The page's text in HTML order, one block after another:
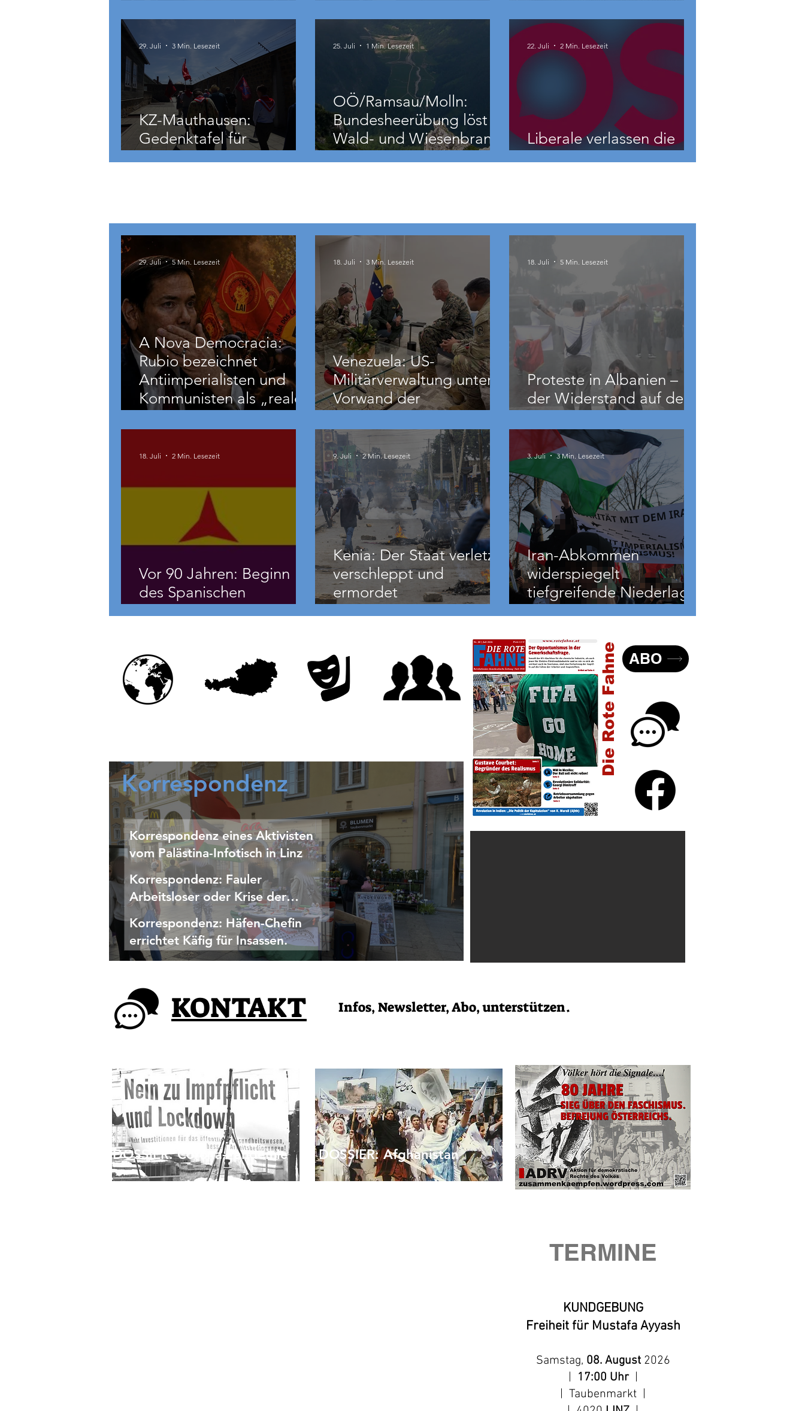
KZ-Mauthausen:
Gedenktafel für
29. Juli 3 Min. Lesezeit
OÖ/Ramsau/Molln:
Bundesheerübung löst
Wald- und Wiesenbrand
25. Juli 1 Min. Lesezeit
Liberale verlassen die
22. Juli 2 Min. Lesezeit
A Nova Democracia:
Rubio bezeichnet
Antiimperialisten und
Kommunisten als „reale
grenzüberschreitende
Bedrohung“
29. Juli 5 Min. Lesezeit
Venezuela: US-
Militärverwaltung unter
Vorwand der
18. Juli 3 Min. Lesezeit
Proteste in Albanien –
der Widerstand auf dem
18. Juli 5 Min. Lesezeit
Vor 90 Jahren: Beginn
des Spanischen
18. Juli 2 Min. Lesezeit
Kenia: Der Staat verletzt,
verschleppt und
ermordet
9. Juli 2 Min. Lesezeit
Iran-Abkommen
widerspiegelt
tiefgreifende Niederlage
3. Juli 3 Min. Lesezeit
Korrespondenz
Korrespondenz eines Aktivisten
vom Palästina-Infotisch in Linz
Korrespondenz: Fauler
Arbeitsloser oder Krise der
Industrie?
Korrespondenz: Häfen-Chefin
errichtet Käfig für Insassen.
ABO
Die Rote Fahne
Infos, Newsletter, Abo, unterstützen.
KONTAKT
DOSSIER: Corona-Pandemie DOSSIER: Afghanistan
TERMINE
KUNDGEBUNG
Freiheit für Mustafa Ayyash
Samstag, 08. August2026
| 17:00 Uhr|
| Taubenmarkt |